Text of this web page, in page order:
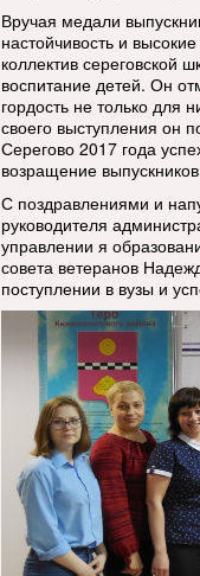
Вручая медали
настойчивость и
коллектив сереговской
воспитание детей. Он
гордость не только для
своего выступления он
Серегово 2017 года
возращение
С поздравлениями и
руководителя
управлении я
совета ветеранов
поступлении в вузы и